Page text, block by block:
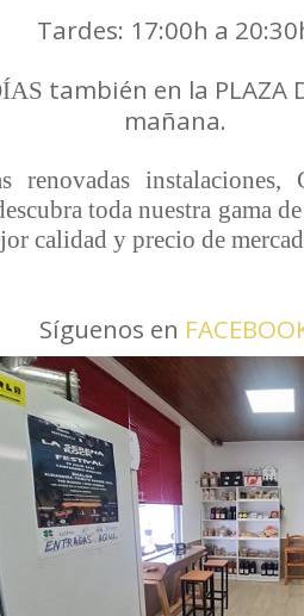
Tardes: 17:00h a
también en la PLAZA
mañana.
renovadas
toda nuestra gama
calidad y precio de
Síguenos en